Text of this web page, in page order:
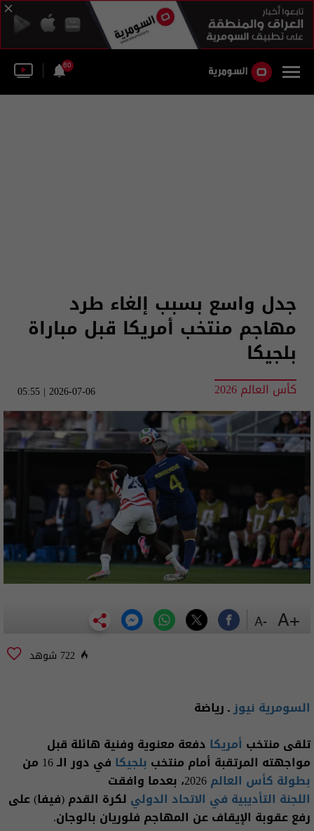
60
جدل واسع بسبب إلغاء طرد
مهاجم منتخب أمريكا قبل مباراة
بلجيكا
كأس العالم 2026 2026-07-06 | 05:55
722 شوهد
السومرية نيوزـ رياضة
تلقى منتخب أمريكا دفعة معنوية وفنية هائلة قبل
مواجهته المرتقبة أمام منتخب بلجيكا في دور الـ 16 من
بطولة كأس العالم
اللجنة التأديبية في الاتحاد الدولي لكرة القدم (فيفا) على
رفع عقوبة الإيقاف عن المهاجم فلوريان بالوجان.
+A
-A